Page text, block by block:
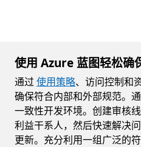
使用 Azure 蓝图轻松确
通过使用策略、访问控制和
确保符合内部和外部规范。
一致性开发环境。创建审核
利益干系人，然后快速解决
更新。充分利用一组广泛的